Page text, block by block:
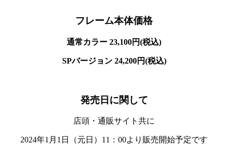
フレーム本体価格
通常カラー 23,100円(税込)
SPバージョン 24,200円(税込)
発売日に関して
店頭・通販サイト共に
2024年1月1日（元日）11：00より販売開始予定です